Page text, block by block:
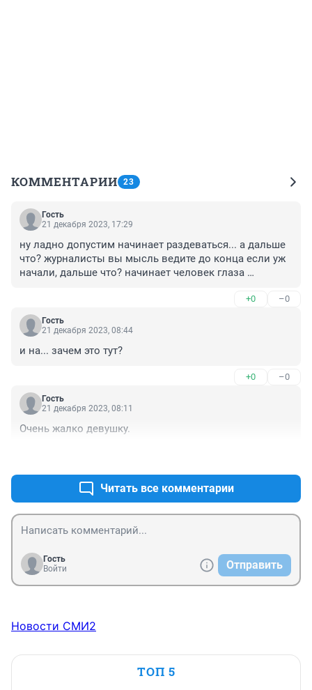
КОММЕНТАРИИ 23
Гость
21 декабря 2023, 17:29
ну ладно допустим начинает раздеваться... а дальше
что? журналисты вы мысль ведите до конца если уж
начали, дальше что? начинает человек глаза
+0 –0
Гость
21 декабря 2023, 08:44
и на... зачем это тут?
+0 –0
Гость
21 декабря 2023, 08:11
Очень жалко девушку.
Читать все комментарии
Гость
Войти
Отправить
Новости СМИ2
ТОП 5